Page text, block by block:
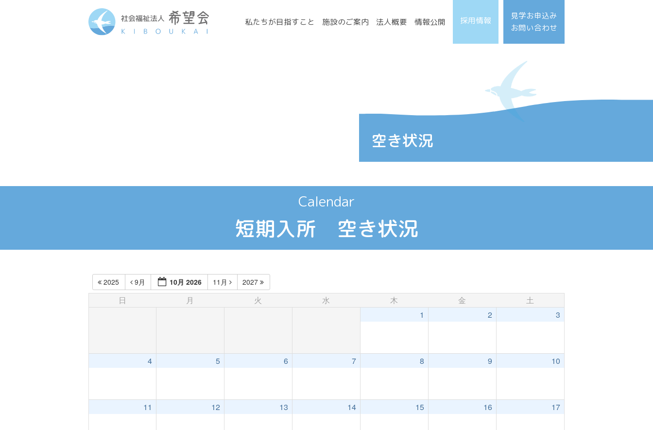
私たちが目指すこと 施設のご案内 法人概要 情報公開 採用情報
見学お申込み
お問い合わせ
Calendar
短期入所 空き状況
2025 9月 10月 2026 11月 2027
日 月 火 水 木 金
土
1
2 3
4 5 6 7 8 9 10
11 12 13 14 15 16 17